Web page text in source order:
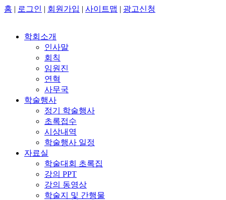
홈 | 로그인 | 회원가입 | 사이트맵 | 광고신청
학회소개
인사말
회칙
임원진
연혁
사무국
학술행사
정기 학술행사
초록접수
시상내역
학술행사 일정
자료실
학술대회 초록집
강의 PPT
강의 동영상
학술지 및 간행물